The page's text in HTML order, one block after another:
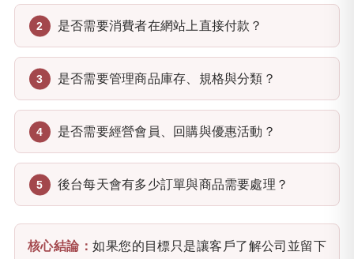
是否需要消費者在網站上直接付款？
是否需要管理商品庫存、規格與分類？
是否需要經營會員、回購與優惠活動？
後台每天會有多少訂單與商品需要處理？
核心結論：如果您的目標只是讓客戶了解公司並留下